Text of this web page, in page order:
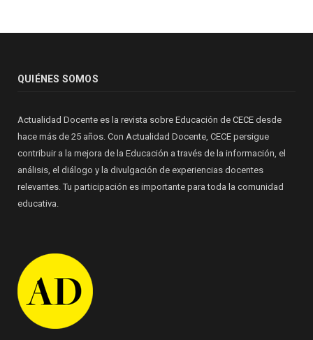
QUIÉNES SOMOS
Actualidad Docente es la revista sobre Educación de CECE desde
hace más de 25 años. Con Actualidad Docente, CECE persigue
contribuir a la mejora de la Educación a través de la información, el
análisis, el diálogo y la divulgación de experiencias docentes
relevantes. Tu participación es importante para toda la comunidad
educativa.